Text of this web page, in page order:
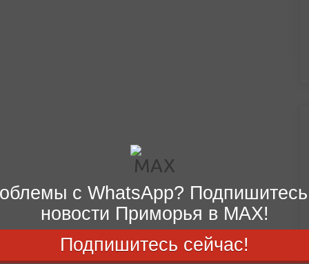
с WhatsApp?
новости Приморья в MAX!
Подпишитесь сейчас!